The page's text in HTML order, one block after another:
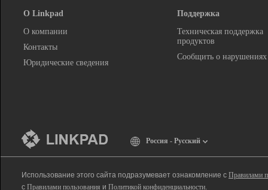
О Linkpad
О компании
Контакты
Юридические сведения
Поддержка
Техническая поддержка
продуктов
Сообщить о нарушениях
Россия - Русский
Использование этого сайта подразумевает ознакомление с Правилами
с Правилами пользования и Политикой конфиденциальности.